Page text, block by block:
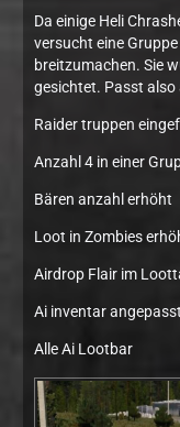
Da einige Heli
versucht eine
breitzumachen. Sie
gesichtet. Passt also
Raider truppen
Anzahl 4 in einer
Bären anzahl erhöht
Loot in Zombies
Airdrop Flair im
Ai inventar
Alle Ai Lootbar